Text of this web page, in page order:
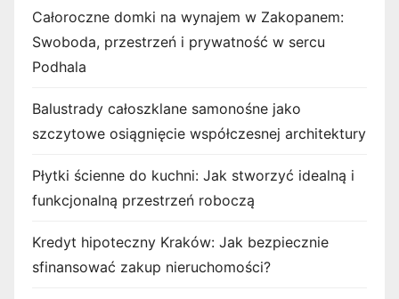
Całoroczne domki na wynajem w Zakopanem:
Swoboda, przestrzeń i prywatność w sercu
Podhala
Balustrady całoszklane samonośne jako
szczytowe osiągnięcie współczesnej architektury
Płytki ścienne do kuchni: Jak stworzyć idealną i
funkcjonalną przestrzeń roboczą
Kredyt hipoteczny Kraków: Jak bezpiecznie
sfinansować zakup nieruchomości?